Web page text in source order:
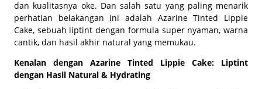
dan kualitasnya oke. Dan salah satu yang paling menarik
perhatian belakangan ini adalah Azarine Tinted Lippie
Cake, sebuah liptint dengan formula super nyaman, warna
cantik, dan hasil akhir natural yang memukau.
Kenalan dengan Azarine Tinted Lippie Cake: Liptint
dengan Hasil Natural & Hydrating